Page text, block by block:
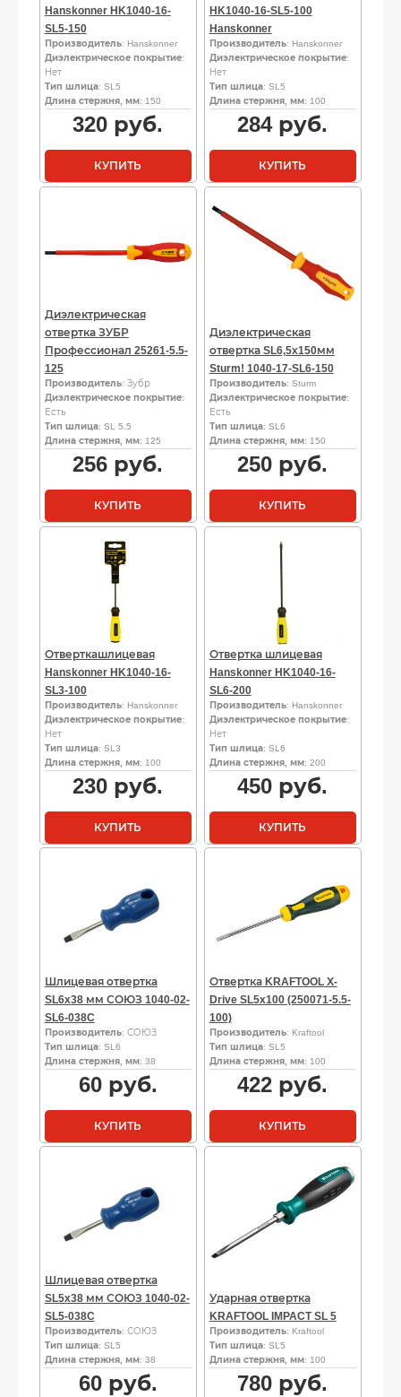
Hanskonner HK1040-16-
SL5-150
Производитель: Hanskonner
Диэлектрическое покрытие:
Нет
Тип шлица: SL5
Длина стержня, мм: 150
320 руб.
КУПИТЬ
HK1040-16-SL5-100
Hanskonner
Производитель: Hanskonner
Диэлектрическое покрытие:
Нет
Тип шлица: SL5
Длина стержня, мм: 100
284руб.
КУПИТЬ
Диэлектрическая
отвертка ЗУБР
Профессионал 25261-5.5-
125
Производитель: Зубр
Диэлектрическое покрытие:
Есть
Тип шлица: SL 5.5
Длина стержня, мм: 125
256 руб.
КУПИТЬ
Диэлектрическая
отвертка SL6,5х150мм
Sturm! 1040-17-SL6-150
Производитель: Sturm
Диэлектрическое покрытие:
Есть
Тип шлица: SL6
Длина стержня, мм: 150
250 руб.
КУПИТЬ
Отверткашлицевая
Hanskonner HK1040-16-
SL3-100
Производитель: Hanskonner
Диэлектрическое покрытие:
Нет
Тип шлица: SL3
Длина стержня, мм: 100
230 руб.
КУПИТЬ
Отвертка шлицевая
Hanskonner HK1040-16-
SL6-200
Производитель: Hanskonner
Диэлектрическое покрытие:
Нет
Тип шлица: SL6
Длина стержня, мм: 200
450 руб.
КУПИТЬ
Шлицевая отвертка
SL6x38 мм СОЮЗ 1040-02-
SL6-038C
Производитель: СОЮЗ
Тип шлица: SL6
Длина стержня, мм: 38
60руб.
КУПИТЬ
Отвертка KRAFTOOL Х-
Drive SL5x100 (250071-5.5-
100)
Производитель: Kraftool
Тип шлица: SL5
Длина стержня, мм: 100
422 руб.
КУПИТЬ
Шлицевая отвертка
SL5x38 мм СОЮЗ 1040-02-
SL5-038C
Производитель: СОЮЗ
Тип шлица: SL5
Длина стержня, мм: 38
60руб.
Ударная отвертка
KRAFTOOL IMPACT SL 5
Производитель: Kraftool
Тип шлица: SL5
Длина стержня, мм: 100
780 руб.